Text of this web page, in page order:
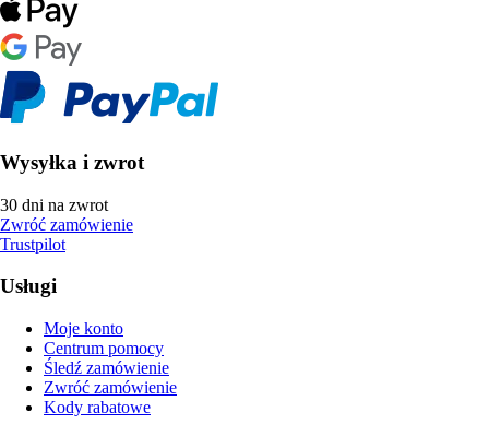
Wysyłka i zwrot
30 dni na zwrot
Zwróć zamówienie
Trustpilot
Usługi
Moje konto
Centrum pomocy
Śledź zamówienie
Zwróć zamówienie
Kody rabatowe